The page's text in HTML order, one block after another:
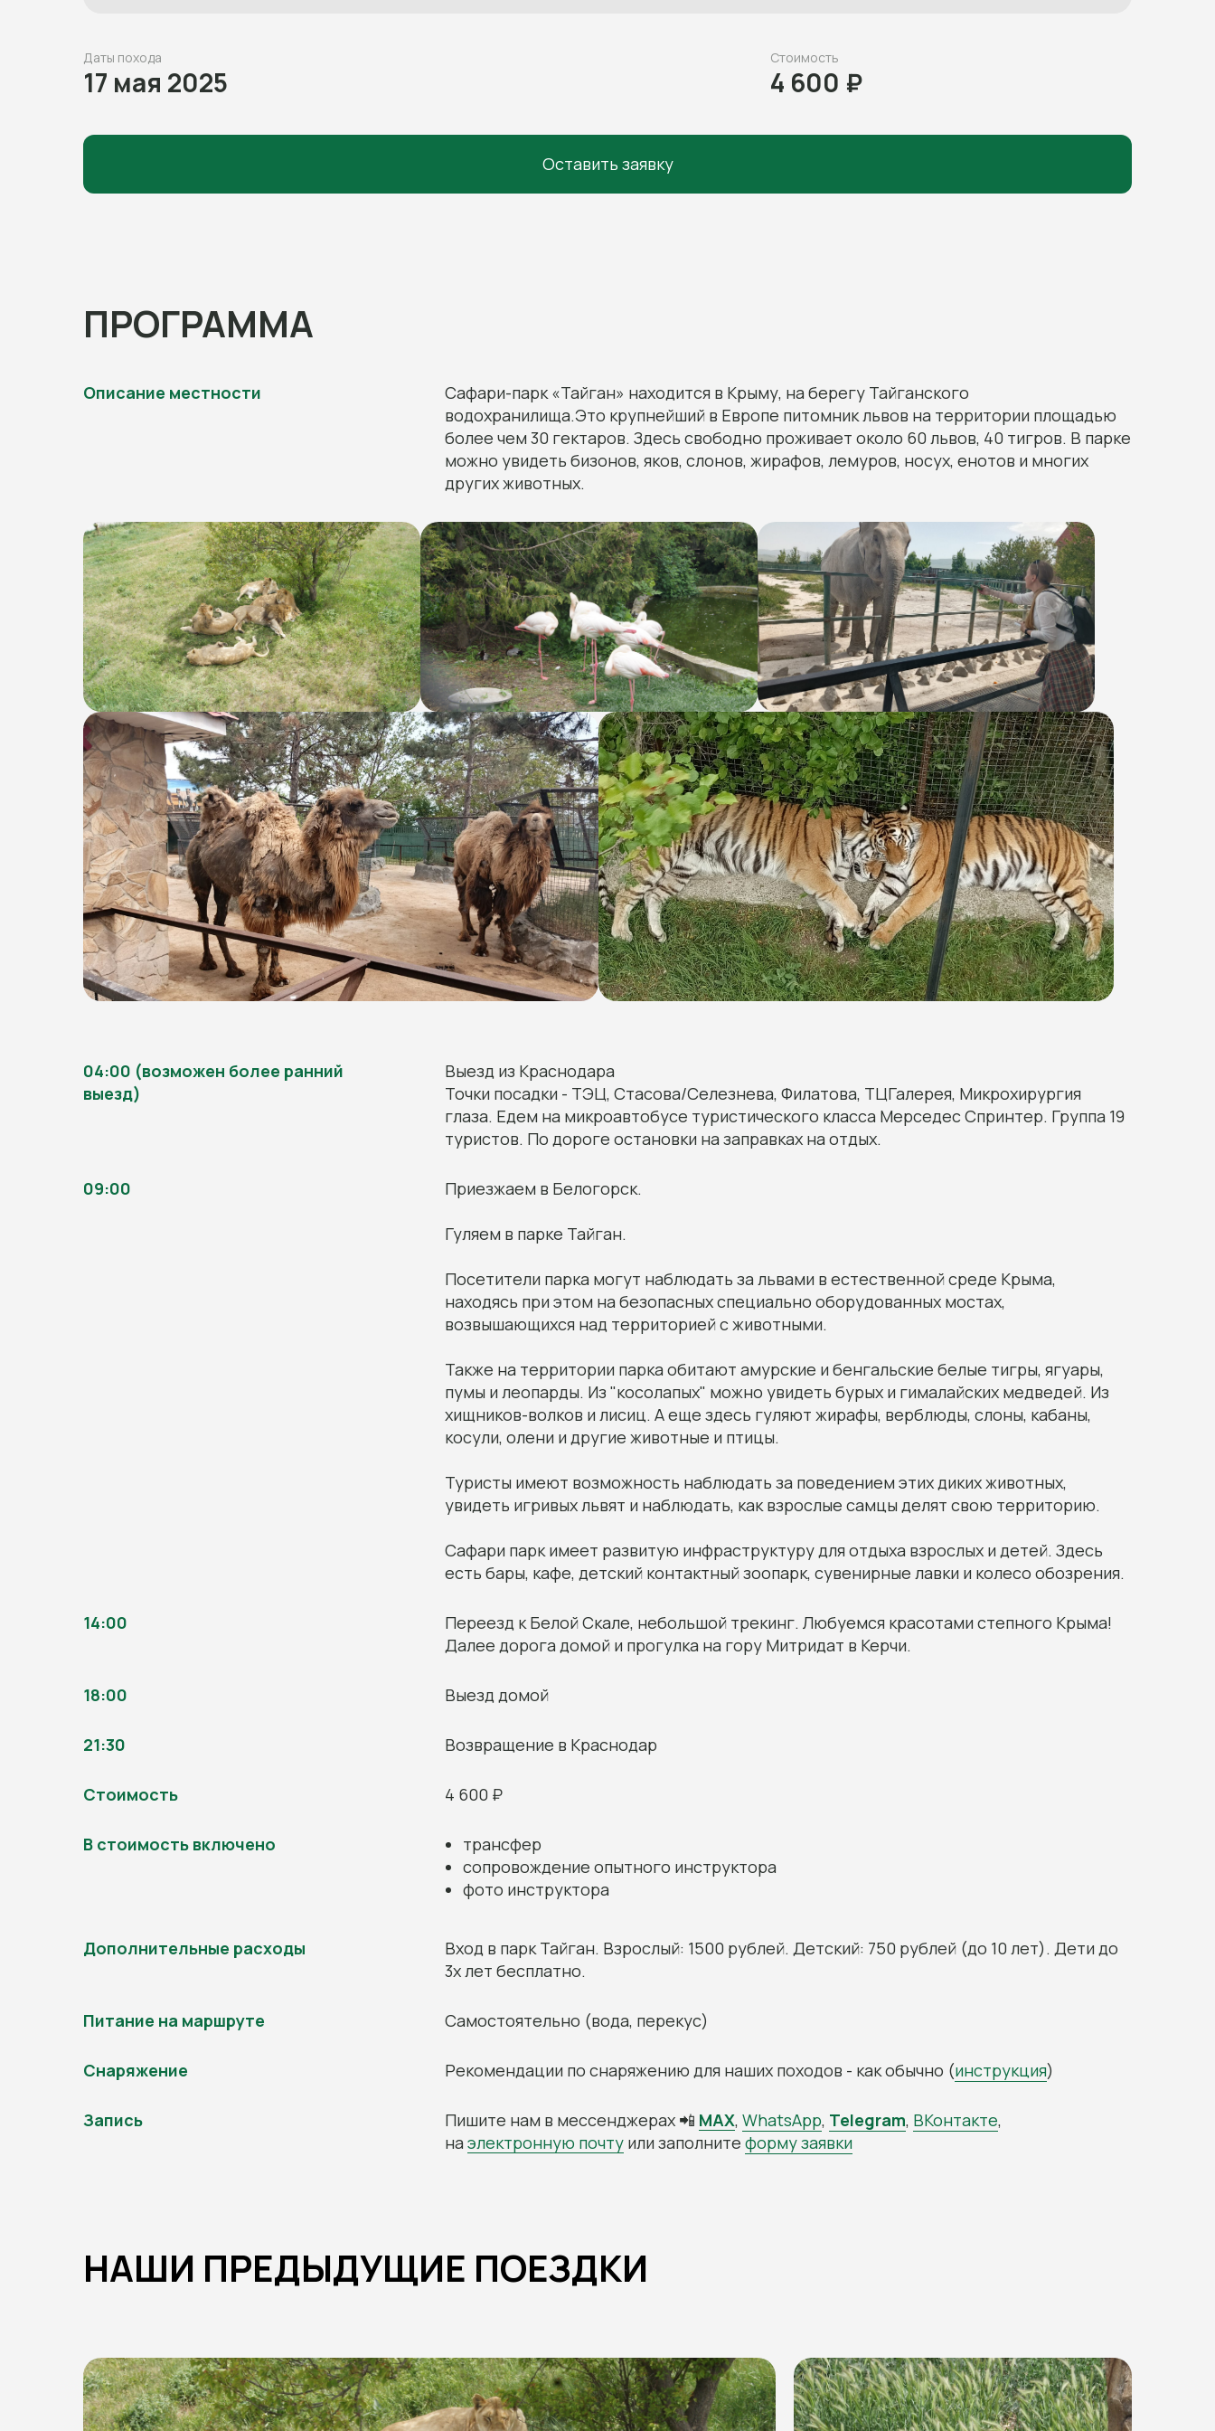
Даты похода
17 мая 2025
Стоимость
4 600 ₽
Оставить заявку
ПРОГРАММА
Описание местности
Сафари-парк «Тайган» находится в Крыму, на берегу Тайганского
водохранилища.Это крупнейший в Европе питомник львов на территории площадью
более чем 30 гектаров. Здесь свободно проживает около 60 львов, 40 тигров. В парке
можно увидеть бизонов, яков, слонов, жирафов, лемуров, носух, енотов и многих
других животных.
04:00 (возможен более ранний
выезд)
Выезд из Краснодара
Точки посадки - ТЭЦ, Стасова/Селезнева, Филатова, ТЦГалерея, Микрохирургия
глаза. Едем на микроавтобусе туристического класса Мерседес Спринтер. Группа 19
туристов. По дороге остановки на заправках на отдых.
09:00 Приезжаем в Белогорск.
Гуляем в парке Тайган.
Посетители парка могут наблюдать за львами в естественной среде Крыма,
находясь при этом на безопасных специально оборудованных мостах,
возвышающихся над территорией с животными.
Также на территории парка обитают амурские и бенгальские белые тигры, ягуары,
пумы и леопарды. Из "косолапых" можно увидеть бурых и гималайских медведей. Из
хищников-волков и лисиц. А еще здесь гуляют жирафы, верблюды, слоны, кабаны,
косули, олени и другие животные и птицы.
Туристы имеют возможность наблюдать за поведением этих диких животных,
увидеть игривых львят и наблюдать, как взрослые самцы делят свою территорию.
Сафари парк имеет развитую инфраструктуру для отдыха взрослых и детей. Здесь
есть бары, кафе, детский контактный зоопарк, сувенирные лавки и колесо обозрения.
14:00
Переезд к Белой Скале, небольшой трекинг. Любуемся красотами степного Крыма!
Далее дорога домой и прогулка на гору Митридат в Керчи.
18:00 Выезд домой
21:30 Возвращение в Краснодар
Стоимость 4 600 ₽
В стоимость включено
трансфер
сопровождение опытного инструктора
фото инструктора
Дополнительные расходы
Вход в парк Тайган. Взрослый: 1500 рублей. Детский: 750 рублей (до 10 лет). Дети до
3х лет бесплатно.
Питание на маршруте Самостоятельно (вода, перекус)
Снаряжение Рекомендации по снаряжению для наших походов - как обычно (инструкция)
Запись Пишите нам в мессенджерах 📲 MAX, WhatsApp, Telegram, ВКонтакте,
на электронную почту или заполните форму заявки
НАШИ ПРЕДЫДУЩИЕ ПОЕЗДКИ